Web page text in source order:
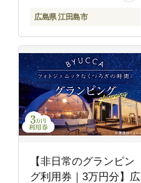
広島県 江田島市
【非日常のグランピン
グ利用券｜3万円分】広